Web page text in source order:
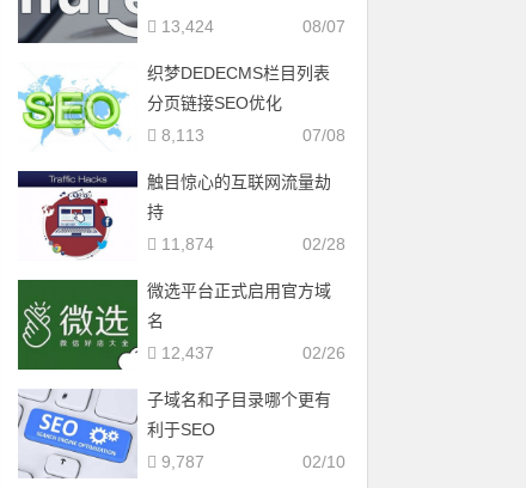
08/07
13,424
织梦DEDECMS栏目列表
分页链接SEO优化
07/08
8,113
触目惊心的互联网流量劫
持
02/28
11,874
微选平台正式启用官方域
名
02/26
12,437
子域名和子目录哪个更有
利于SEO
02/10
9,787